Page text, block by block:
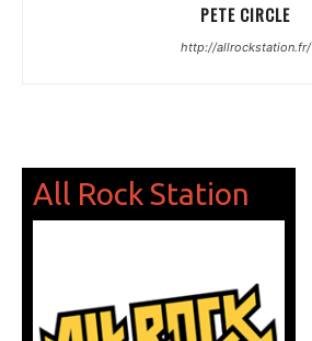
PETE CIRCLE
http://allrockstation.fr/